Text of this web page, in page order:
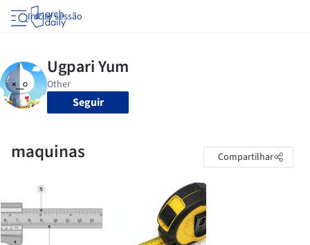
Iniciar sessão
Seguir
maquinas Compartilhar